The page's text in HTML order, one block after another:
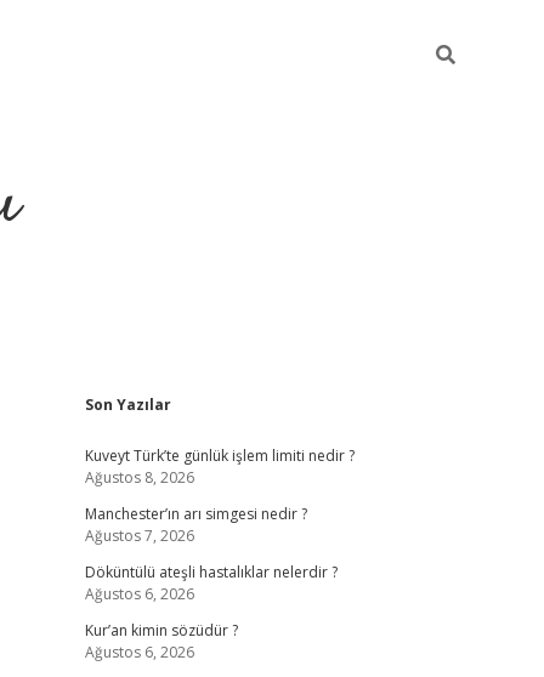
Sidebar
Son Yazılar
Kuveyt Türk’te günlük işlem limiti nedir ?
Ağustos 8, 2026
Manchester’ın arı simgesi nedir ?
Ağustos 7, 2026
Döküntülü ateşli hastalıklar nelerdir ?
Ağustos 6, 2026
Kur’an kimin sözüdür ?
Ağustos 6, 2026